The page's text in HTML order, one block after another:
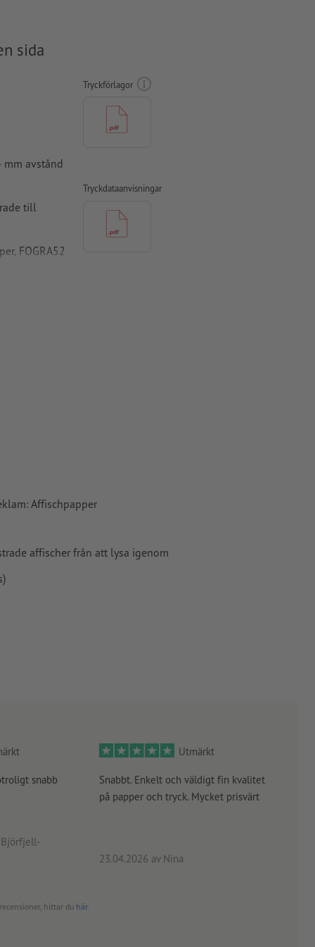
sida
avstånd
till
FOGRA52
Tryckförlagor
Tryckdataanvisningar
Affischpapper
affischer från att lysa igenom
snabb
Björfjell-
Utmärkt
Snabbt. Enkelt och väldigt fin kvalitet
på papper och tryck. Mycket prisvärt
23.04.2026 av Nina
hittar du här.